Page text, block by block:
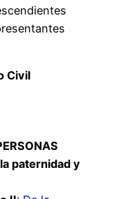
Civil
paternidad y